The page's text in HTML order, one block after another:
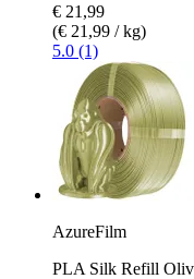
€ 21,99
(€ 21,99 / kg)
5.0 (1)
AzureFilm
PLA Silk Refill